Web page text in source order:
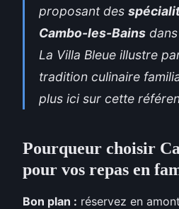
proposant des
Cambo-les-Bains
La Villa Bleue illustre
tradition culinaire
plus icisur cette
Pourqueur choisir
pour vos repas en
Bon plan : réservez en